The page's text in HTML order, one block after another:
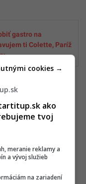
gastro na
ti Colette, Paríž
nemôžeš
romantiky, tak
budú už
toasty z
fitka, bude pre
kaša s
ako
tvoj
meranie reklamy a
a vývoj služieb
na zariadení
cookies →